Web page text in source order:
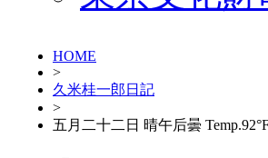
HOME
>
久米桂一郎日記
>
五月二十二日 晴午后曇